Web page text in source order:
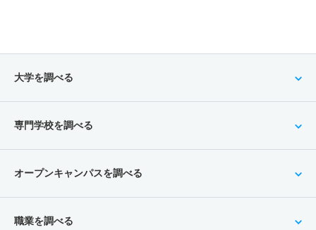
大学を調べる
専門学校を調べる
オープンキャンパスを調べる
職業を調べる